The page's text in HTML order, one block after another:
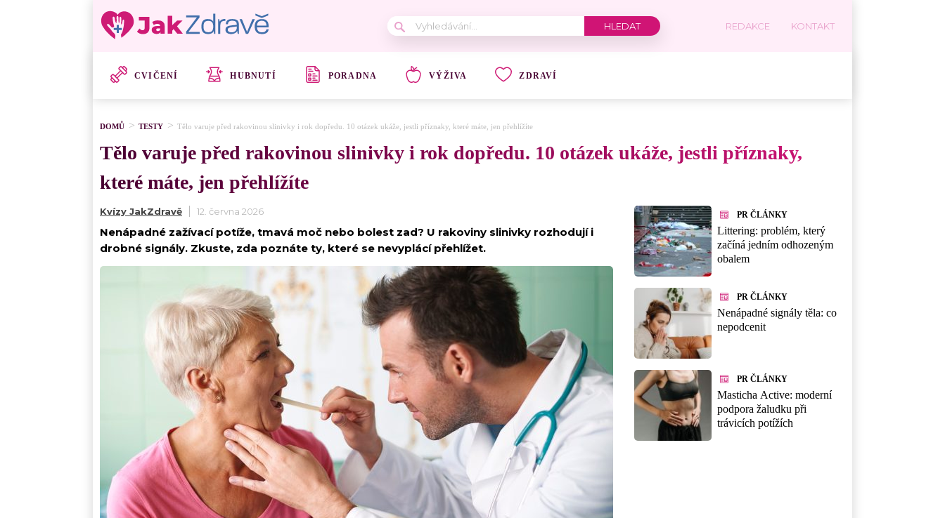
REDAKCE KONTAKT
CVIČENÍ HUBNUTÍ PORADNA VÝŽIVA ZDRAVÍ
DOMŮ TESTY Tělo varuje před rakovinou slinivky i rok dopředu. 10 otázek ukáže, jestli příznaky, které máte, jen přehlížíte
Tělo varuje před rakovinou slinivky i rok dopředu. 10 otázek ukáže, jestli příznaky,
které máte, jen přehlížíte
Kvízy JakZdravě 12. června 2026
Nenápadné zažívací potíže, tmavá moč nebo bolest zad? U rakoviny slinivky rozhodují i
drobné signály. Zkuste, zda poznáte ty, které se nevyplácí přehlížet.
PR ČLÁNKY
Littering: problém, který
začíná jedním odhozeným
obalem
PR ČLÁNKY
Nenápadné signály těla: co
nepodcenit
PR ČLÁNKY
Masticha Active: moderní
podpora žaludku při
trávicích potížích